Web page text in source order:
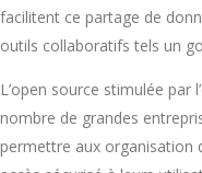
facilitent ce partage de
outils collaboratifs tels un
L’open source stimulée par
nombre de grandes
permettre aux organisation